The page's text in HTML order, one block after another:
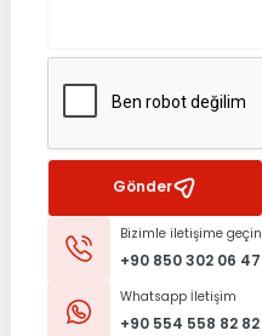
Gönder
Bizimle iletişime geçin
+90 850 302 06 47
Whatsapp İletişim
+90 554 558 82 82